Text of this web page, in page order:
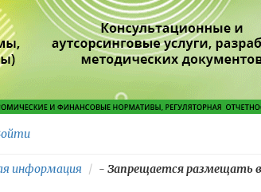
информация - Запрещается размещать